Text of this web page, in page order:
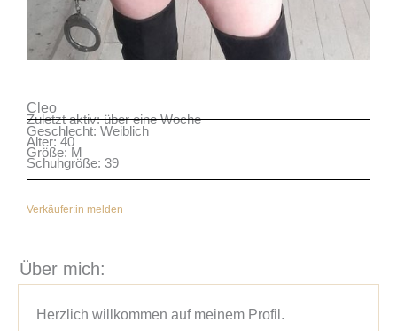
Cleo
Zuletzt aktiv: über eine Woche
Geschlecht: Weiblich
Alter: 40
Größe: M
Schuhgröße: 39
Verkäufer:in melden
Über mich:
Herzlich willkommen auf meinem Profil.